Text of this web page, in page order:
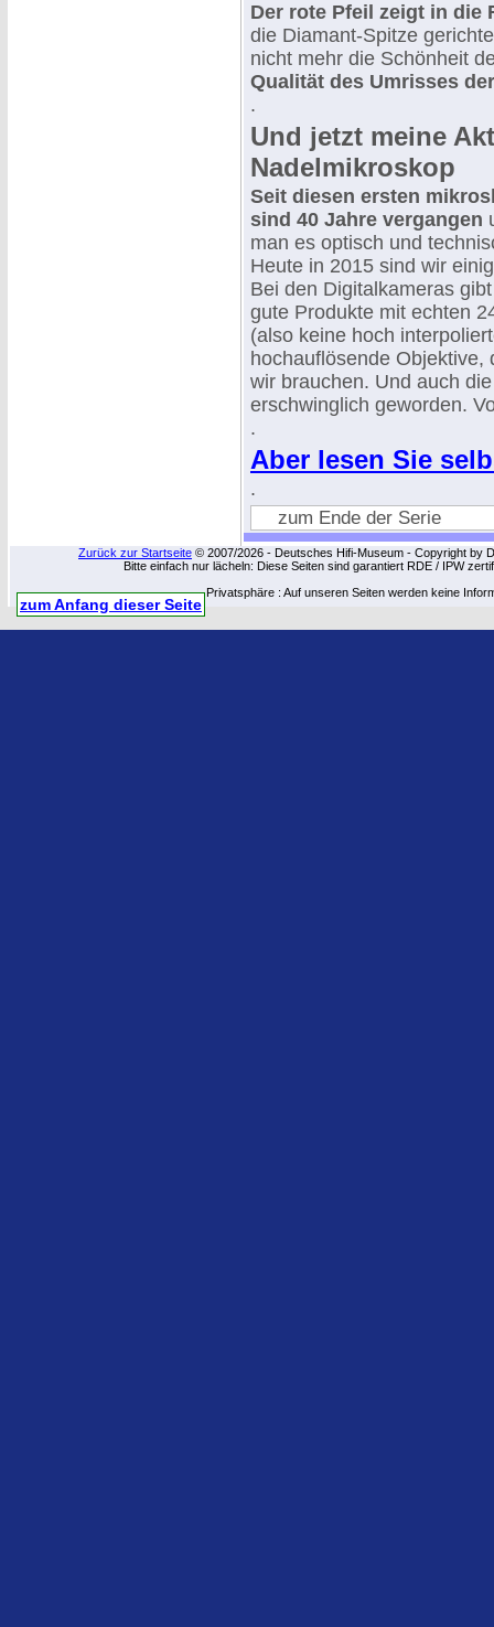
Der rote Pfeil zeigt in die
die Diamant-Spitze
nicht mehr die Schönheit
Qualität des Umrisses
.
Und jetzt meine
Nadelmikroskop
Seit diesen ersten
sind 40 Jahre vergangen
man es optisch und
Heute in 2015 sind wir
Bei den Digitalkameras
gute Produkte mit echten
(also keine hoch
hochauflösende
wir brauchen. Und auch
erschwinglich geworden.
.
Aber lesen Sie
.
zum Ende der Serie
Zurück zur Startseite © 2007/2026 - Deutsches Hifi-Museum - Copyright by
Bitte einfach nur lächeln: Diese Seiten sind garantiert RDE / IPW
Privatsphäre : Auf unseren Seiten werden keine
zum Anfang dieser Seite